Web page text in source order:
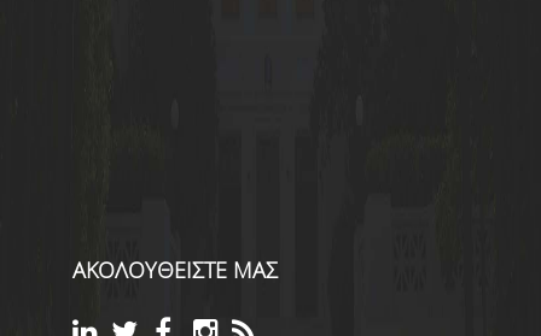
ΑΚΟΛΟΥΘΕΙΣΤΕ ΜΑΣ